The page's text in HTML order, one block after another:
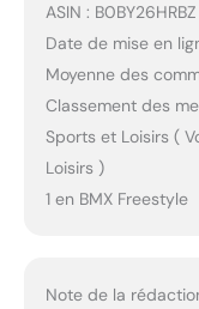
ASIN : B0BY26HRBZ
Date de mise en
Moyenne des
Classement des
Sports et Loisirs (
Loisirs )
1 en BMX Freestyle
Note de la